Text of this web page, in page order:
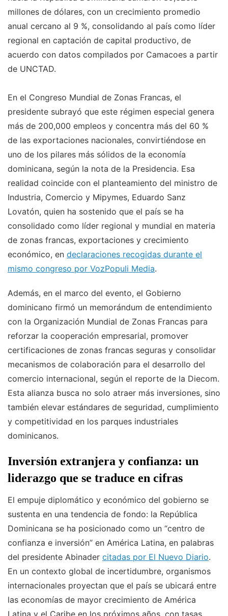
millones de dólares, con un crecimiento promedio
anual cercano al 9 %, consolidando al país como líder
regional en captación de capital productivo, de
acuerdo con datos compilados por Camacoes a partir
de UNCTAD.
En el Congreso Mundial de Zonas Francas, el
presidente subrayó que este régimen especial genera
más de 200,000 empleos y concentra más del 60 %
de las exportaciones nacionales, convirtiéndose en
uno de los pilares más sólidos de la economía
dominicana, según la nota de la Presidencia. Esa
realidad coincide con el planteamiento del ministro de
Industria, Comercio y Mipymes, Eduardo Sanz
Lovatón, quien ha sostenido que el país se ha
consolidado como líder regional y mundial en materia
de zonas francas, exportaciones y crecimiento
económico, en declaraciones recogidas durante el
mismo congreso por VozPopuli Media.
Además, en el marco del evento, el Gobierno
dominicano firmó un memorándum de entendimiento
con la Organización Mundial de Zonas Francas para
reforzar la cooperación empresarial, promover
certificaciones de zonas francas seguras y consolidar
mecanismos de colaboración para el desarrollo del
comercio internacional, según el reporte de la Diecom.
Esta alianza busca no solo atraer más inversiones, sino
también elevar estándares de seguridad, cumplimiento
y competitividad en los parques industriales
dominicanos.
Inversión extranjera y confianza: un
liderazgo que se traduce en cifras
El empuje diplomático y económico del gobierno se
sustenta en una tendencia de fondo: la República
Dominicana se ha posicionado como un “centro de
confianza e inversión” en América Latina, en palabras
del presidente Abinader citadas por El Nuevo Diario.
En un contexto global de incertidumbre, organismos
internacionales proyectan que el país se ubicará entre
las economías de mayor crecimiento de América
Latina y el Caribe en los próximos años, con tasas